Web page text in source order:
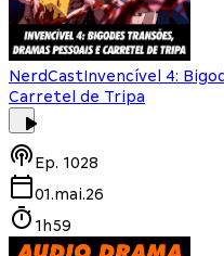
NerdCastInvencível 4:
Carretel de Tripa
Ep. 1028
01.mai.26
1h59